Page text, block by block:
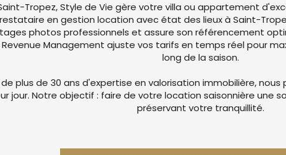
Tropez, Style de Vie gère votre villa ou appartement
en gestion location avec état des lieux à Saint-
photos professionnels et assure son référencement
Management ajuste vos tarifs en temps réel pour
long de la saison.
plus de 30 ans d'expertise en valorisation immobilière,
jour. Notre objectif : faire de votre location saisonnière une
préservant votre tranquillité.